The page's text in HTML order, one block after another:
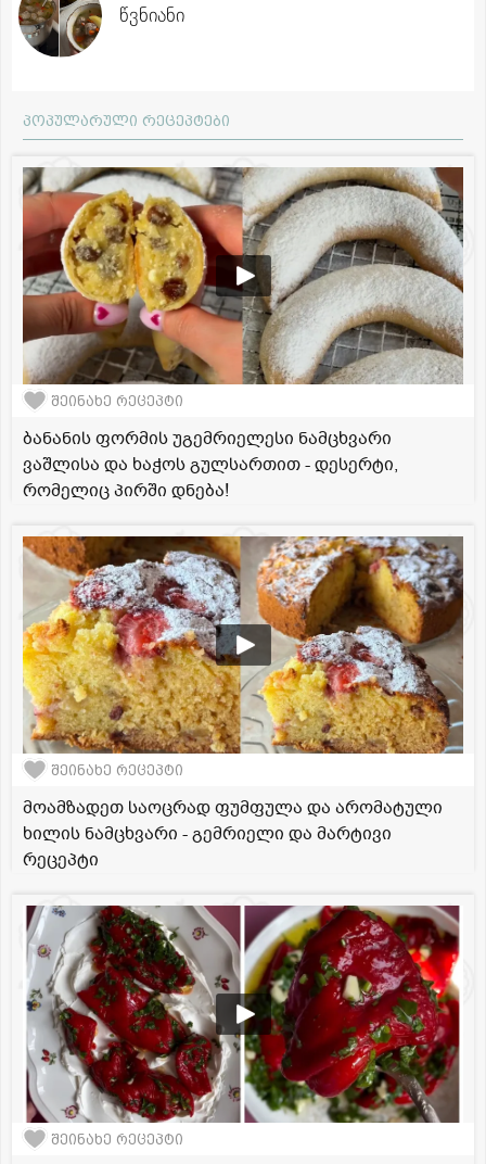
წვნიანი
პოპულარული რეცეპტები
შეინახე რეცეპტი
ბანანის ფორმის უგემრიელესი ნამცხვარი
ვაშლისა და ხაჭოს გულსართით - დესერტი,
რომელიც პირში დნება!
შეინახე რეცეპტი
მოამზადეთ საოცრად ფუმფულა და არომატული
ხილის ნამცხვარი - გემრიელი და მარტივი
რეცეპტი
შეინახე რეცეპტი